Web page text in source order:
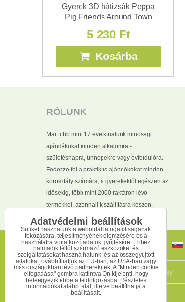
Gyerek 3D hátizsák Peppa
Pig Friends Around Town
5 230 Ft
Kosárba
RÓLUNK
Már több mint 17 éve kínálunk minőségi
ajándékokat minden alkalomra -
születésnapra, ünnepekre vagy évfordulóra.
Fedezze fel a praktikus ajándékokat minden
korosztály számára, a gyerekektől egészen az
idősekig, több mint 2000 raktáron lévő
termékkel, azonnali kiszállításra készen.
Adatvédelmi beállítások
Sütiket használunk a weboldal látogatottságának
fokozására, teljesítményének elemzésére és a
használatra vonatkozó adatok gyűjtésére. Ehhez
harmadik féltől származó eszközöket és
szolgáltatásokat használhatunk, és az összegyűjtött
adatokat továbbíthatjuk az EU-ban, az USA-ban vagy
más országokban lévő partnereknek. A "Minden cookie
elfogadása" gombra kattintva Ön kijelenti, hogy
beleegyezik ebbe a feldolgozásba. Részletes
információkat alább talál, illetve beállíthatja a
beállításait.